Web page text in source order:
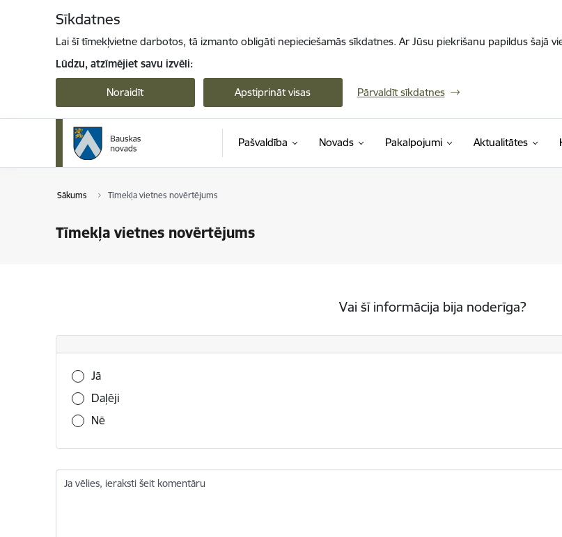
Sīkdatnes
Lai šī tīmekļvietne darbotos, tā izmanto obligāti nepieciešamās sīkdatnes. Ar Jūsu piekrišanu papildus šajā
Lūdzu, atzīmējiet savu izvēli:
Noraidīt Apstiprināt visas Pārvaldīt sīkdatnes
Pašvaldība Novads Pakalpojumi Aktualitātes
Sākums Tīmekļa vietnes novērtējums
Tīmekļa vietnes novērtējums
Vai šī informācija bija noderīga?
Vai šī informācija bija noderīga?
Jā
Daļēji
Nē
Ja vēlies, ieraksti šeit komentāru